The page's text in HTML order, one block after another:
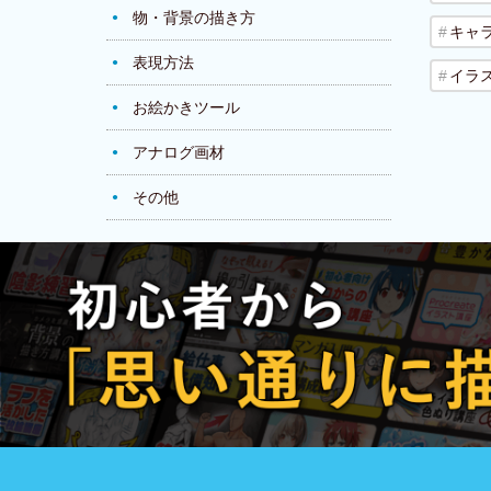
物・背景の描き方
表現方法
お絵かきツール
アナログ画材
その他
キャ
イラ